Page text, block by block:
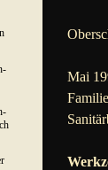
▼
▼
▼
▼
Mai